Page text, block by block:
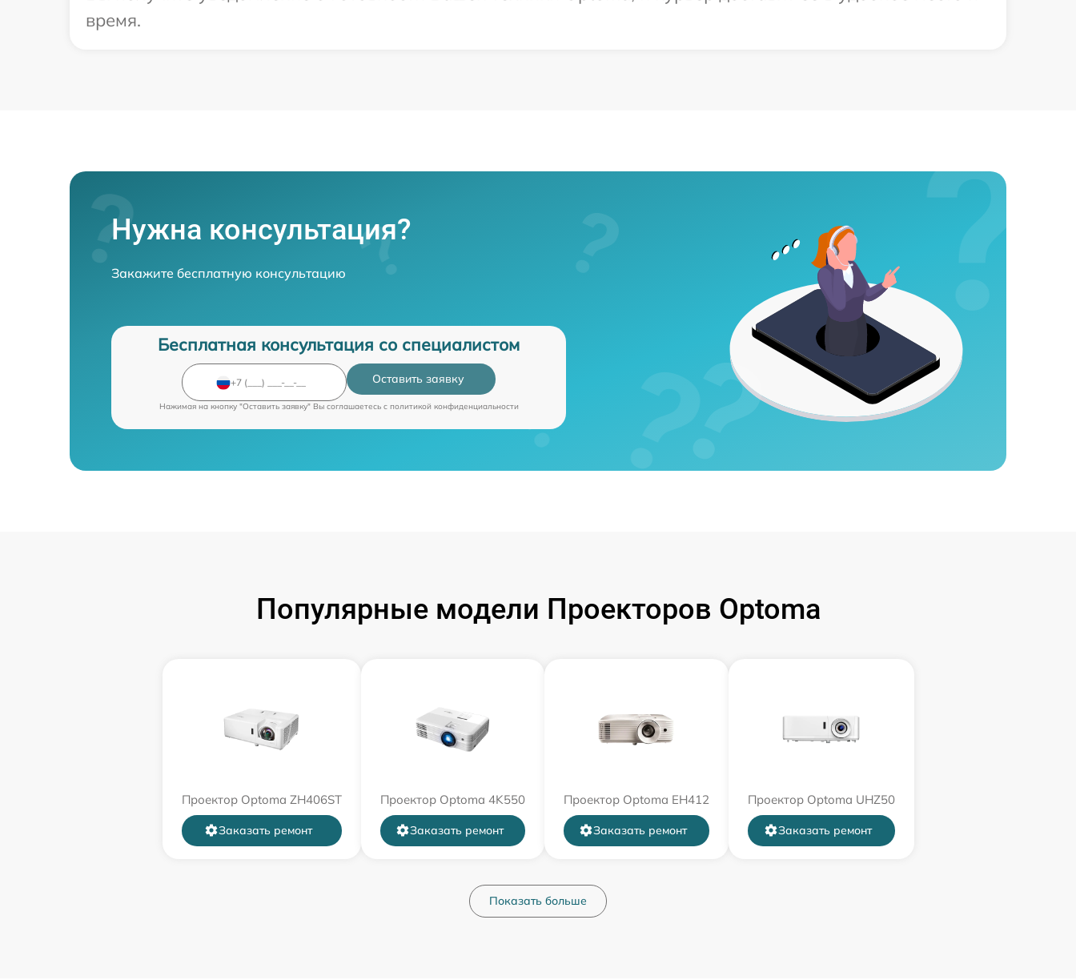
время.
Нужна консультация?
Закажите бесплатную консультацию
Бесплатная консультация со специалистом
Оставить заявку
Нажимая на кнопку "Оставить заявку" Вы соглашаетесь c политикой конфиденциальности
Популярные модели Проекторов Optoma
Проектор Optoma ZH406ST
Заказать ремонт
Проектор Optoma 4K550
Заказать ремонт
Проектор Optoma EH412
Заказать ремонт
Проектор Optoma UHZ50
Заказать ремонт
Показать больше